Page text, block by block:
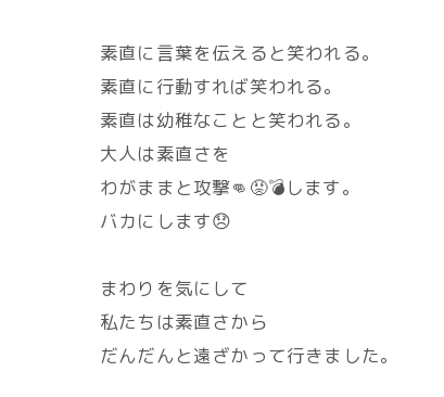
素直に言葉を伝えると笑われる。
素直に行動すれば笑われる。
素直は幼稚なことと笑われる。
大人は素直さを
わがままと攻撃👊😡💣️します。
バカにします😞
まわりを気にして
私たちは素直さから
だんだんと遠ざかって行きました。